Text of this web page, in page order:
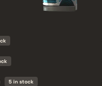
5 in stock